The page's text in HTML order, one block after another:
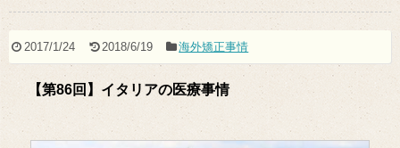
2017/1/24 2018/6/19 海外矯正事情
【第86回】イタリアの医療事情